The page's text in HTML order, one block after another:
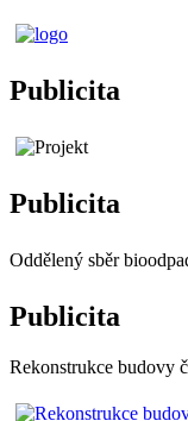
Publicita
Publicita
Oddělený sběr
Publicita
Rekonstrukce budovy